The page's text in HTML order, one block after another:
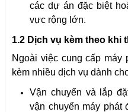
các dự án đặc biệt
vực rộng lớn.
1.2 Dịch vụ kèm theo khi
Ngoài việc cung cấp máy
kèm nhiều dịch vụ dành
Vận chuyển và lắp
vận chuyển máy phát